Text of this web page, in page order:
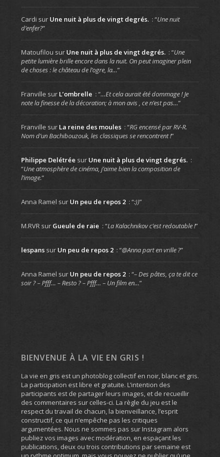
Cardi sur Une nuit à plus de vingt degrés. : “Une nuit
d’enfer?”
Matoufilou sur Une nuit à plus de vingt degrés. : “Une
petite lumière brille encore dans la nuit. On peut imaginer plein
de choses : le château de l’ogre, la…”
Franville sur L’ombrelle : “…Et cela aurait été dommage ! Je
note la finesse de la décoration; à mon avis , ce n’est pas…”
Franville sur La reine des moules : “RG encensé par RV-R.
Nom d’un Bachibouzouk, les classiques se rencontrent !”
Philippe Delétrée sur Une nuit à plus de vingt degrés. :
“Une atmosphère de cinéma, j’aime bien la composition de
l’image.”
Anna Ramel sur Un peu de repos 2 : “:))”
M.RVRsur Gueule de raie : “La Kalachnikov c’est redoutable !”
lespanssur Un peu de repos 2 : “@Anna part en vrille ?”
Anna Ramel sur Un peu de repos 2 : “– Des pâtes, ça te dit ce
soir ? – Pfff… – Resto ? – Pfff… – Un film en…”
BIENVENUE À LA VIE EN GRIS !
La vie en gris est un photoblog collectif en noir, blanc et gris.
La participation est libre et gratuite. L’intention des
participants est de partager leurs images, et de recueillir
des commentaires sur celles-ci. La règle du jeu est le
respect du travail de chacun, la bienveillance, l’esprit
constructif, ce qui n’empêche pas les critiques
argumentées. Nous ne sommes pas sur Instagram alors
publiez vos images avec modération, en espaçant les
publications, deux ou trois contributions par semaine est